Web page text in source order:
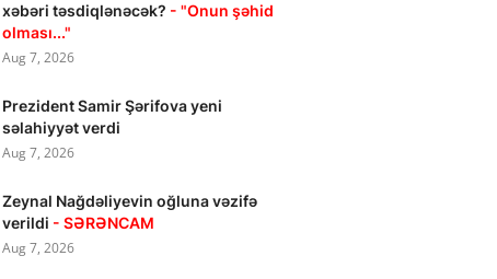
xəbəri təsdiqlənəcək? - "Onun şəhid
olması..."
Aug 7, 2026
Prezident Samir Şərifova yeni
səlahiyyət verdi
Aug 7, 2026
Zeynal Nağdəliyevin oğluna vəzifə
verildi - SƏRƏNCAM
Aug 7, 2026